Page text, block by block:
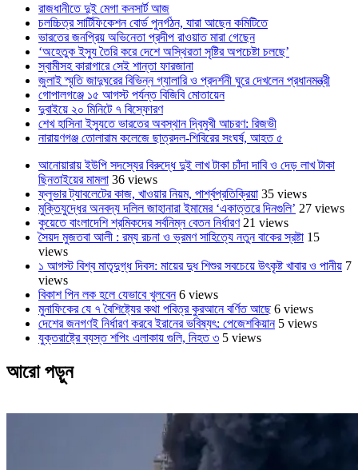
রাজধানীতে দুই মেগা কনসার্ট আজ
চলচ্চিত্র সার্টিফিকেশন বোর্ড পুনর্গঠন, যারা আছেন কমিটিতে
ভারতের জনপ্রিয় অভিনেতা প্রদীপ রাওয়াত মারা গেছেন
‘অহেতুক ইস্যু তৈরি করে দেশে অস্থিরতা সৃষ্টির অপচেষ্টা চলছে’
স্বামীসহ কারাগারে সেই শান্তা ফারজানা
জুলাই স্মৃতি জাদুঘরের বিভিন্ন গ্যালারি ও প্রদর্শনী ঘুরে দেখলেন প্রধানমন্ত্রী
গোপালগঞ্জে ১৫ আগস্ট পর্যন্ত বিজিবি মোতায়েন
দুবাইয়ে ২০ মিনিটে ৭ বিস্ফোরণ
শেখ হাসিনা ইস্যুতে ভারতের অবস্থান দ্বিমুখী আচরণ: রিজভী
নারায়ণগঞ্জ তোলারাম কলেজে ছাত্রদল-শিবিরের সংঘর্ষ, আহত ৫
আনোয়ারায় ইউপি সদস্যের বিরুদ্ধে দুই লাখ টাকা চাঁদা দাবি ও দেড় লাখ টাকা
ছিনতাইয়ের মামলা 36 views
ফ্লুভার ট্যাবলেটের কাজ, খাওয়ার নিয়ম, পার্শ্বপ্রতিক্রিয়া 35 views
মুক্তিযুদ্ধের অনবদ্য দলিল জাহানারা ইমামের ‘একাত্তরে দিনগুলি’ 27 views
কুয়েতে বাংলাদেশি শ্রমিকদের সর্বনিম্ন বেতন নির্ধারণ 21 views
সৈয়দ মুজতবা আলী : রম্য রচনা ও ভ্রমণ সাহিত্যে নতুন বাকের স্রষ্টা 15
views
১ আগস্ট বিশ্ব মাতৃদুগ্ধ দিবস: মায়ের দুধ শিশুর সবচেয়ে উৎকৃষ্ট খাবার ও পানীয় 7
views
বিকাশ পিন লক হলে যেভাবে খুলবেন 6 views
মুনাফিকের যে ৭ বৈশিষ্ট্যের কথা পবিত্র কুরআনে বর্ণিত আছে 6 views
দেশের জনগণই নির্ধারণ করবে ইরানের ভবিষ্যৎ: পেজেশকিয়ান 5 views
যুক্তরাষ্ট্রে ব্যস্ত শপিং এলাকায় গুলি, নিহত ৩ 5 views
আরো পড়ুন